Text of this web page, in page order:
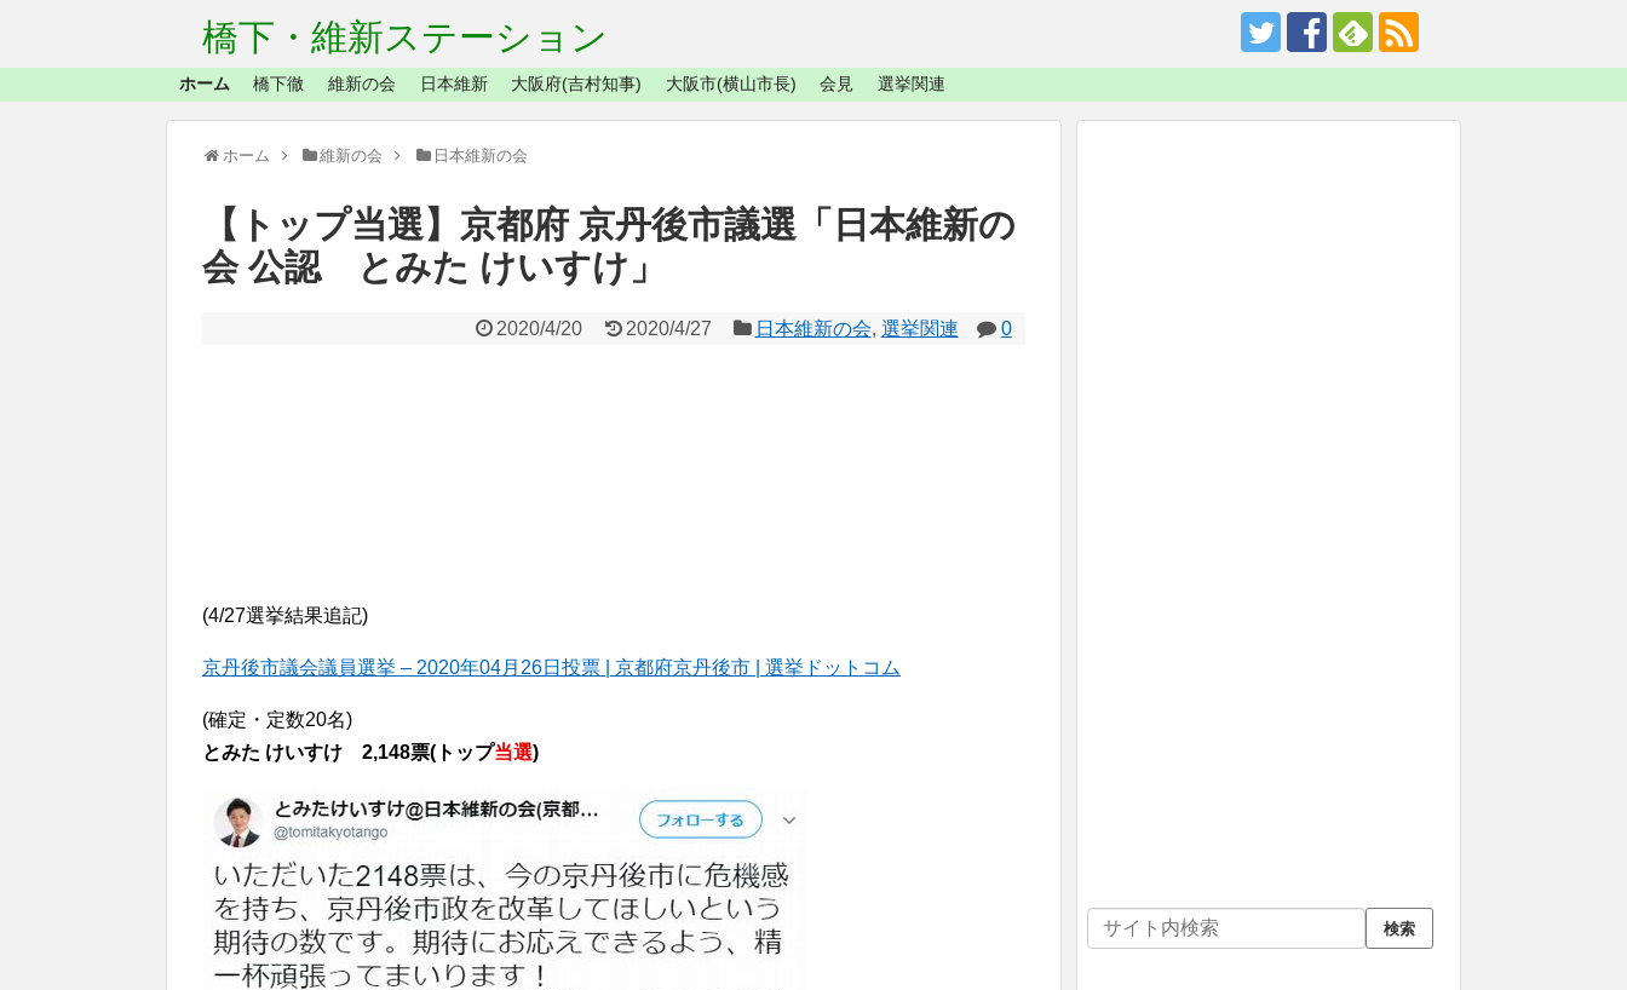
橋下・維新ステーション
ホーム 橋下徹 維新の会 日本維新 大阪府(吉村知事) 大阪市(横山市長) 会見 選挙関連
ホーム 維新の会 日本維新の会
【トップ当選】京都府 京丹後市議選「日本維新の
会 公認 とみた けいすけ」
2020/4/20 2020/4/27 日本維新の会, 選挙関連 0
(4/27選挙結果追記)
京丹後市議会議員選挙 – 2020年04月26日投票 | 京都府京丹後市 | 選挙ドットコム
(確定・定数20名)
とみた けいすけ 2,148票(トップ当選)